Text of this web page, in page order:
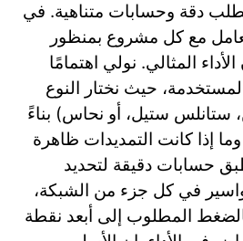
دقة وحسابات متناهية. في
مع كل مشروع بمنظور
المثالي. نولي اهتمامًا
حيث نختار النوع
ستانلس ستيل، أو نحاس) بناءً
إذا كانت التمديدات ظاهرة
حسابات دقيقة لتحديد
في كل جزء من الشبكة،
المطلوب إلى أبعد نقطة